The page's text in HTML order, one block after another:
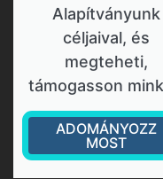
Alapítványunk
céljaival, és
megteheti,
támogasson
ADOMÁNYOZZ
MOST